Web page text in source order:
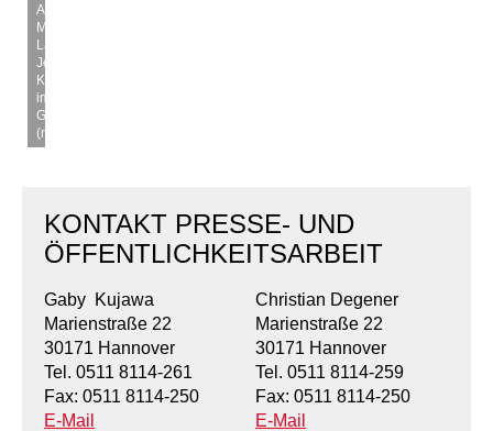
AWO
Mitarbeiterin
Laura
Johanns,
Koordinatorin
im
Ganztag
(rechts).
KONTAKT PRESSE- UND
ÖFFENTLICHKEITSARBEIT
Gaby Kujawa
Marienstraße 22
30171 Hannover
Tel. 0511 8114-261
Fax: 0511 8114-250
E-Mail
Christian Degener
Marienstraße 22
30171 Hannover
Tel. 0511 8114-259
Fax: 0511 8114-250
E-Mail